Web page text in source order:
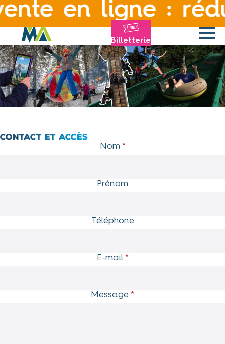
en ligne :
Billetterie
Contact et accès
Nom*
Prénom
Téléphone
E-mail*
Message *
Panneau de gestion des cookies